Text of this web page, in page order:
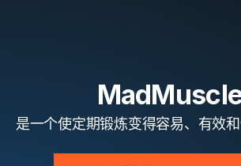
是一个使定期锻炼变得容易、有效